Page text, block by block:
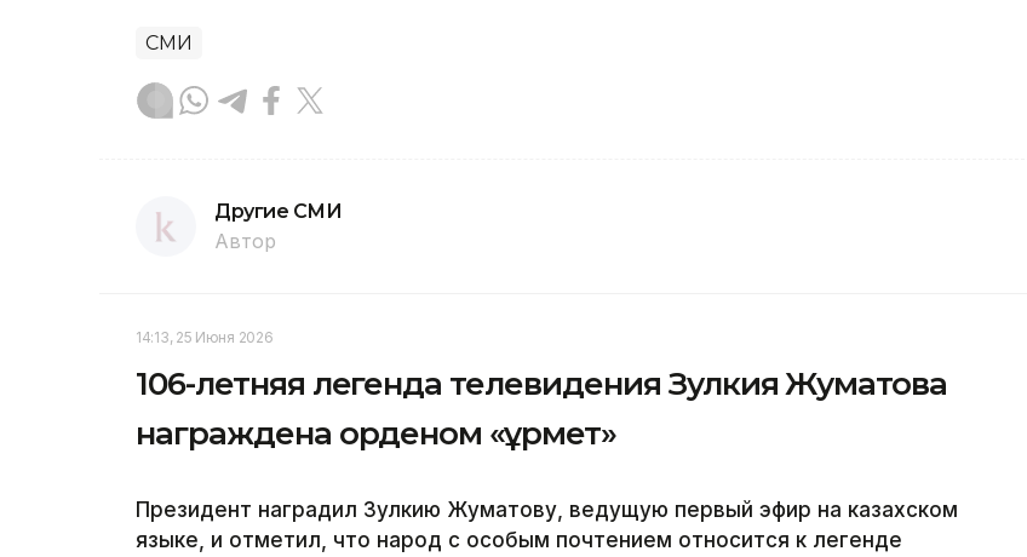
СМИ
Другие СМИ
Автор
14:13, 25 Июня 2026
106-летняя легенда телевидения Зулкия Жуматова
награждена орденом «Құрмет»
Президент наградил Зулкию Жуматову, ведущую первый эфир на казахском
языке, и отметил, что народ с особым почтением относится к легенде